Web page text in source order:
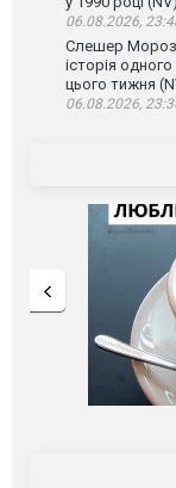
06.08.2026,
Слешер
історія
цього тижня
06.08.2026,